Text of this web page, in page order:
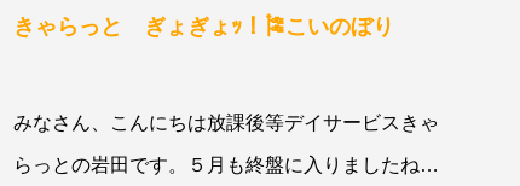
きゃらっと ぎょぎょｯ！🎏こいのぼり
みなさん、こんにちは放課後等デイサービスきゃ
らっとの岩田です。５月も終盤に入りましたね😆